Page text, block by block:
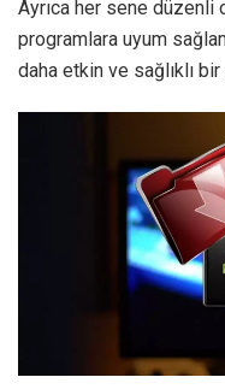
Ayrıca her sene düzenli
programlara uyum
daha etkin ve sağlıklı